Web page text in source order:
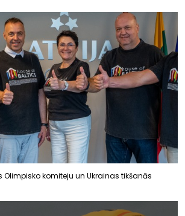
Olimpisko komiteju un Ukrainas tikšanās